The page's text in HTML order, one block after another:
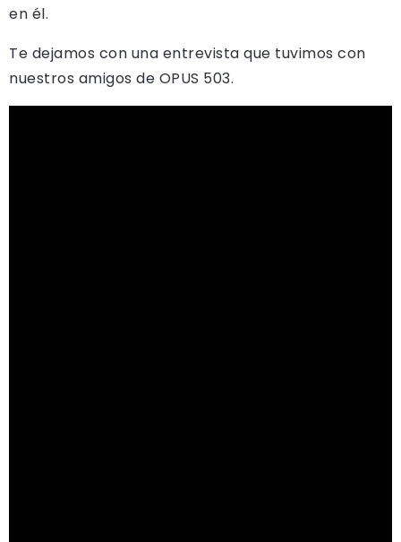
en él.
Te dejamos con una entrevista que tuvimos con
nuestros amigos de OPUS 503.